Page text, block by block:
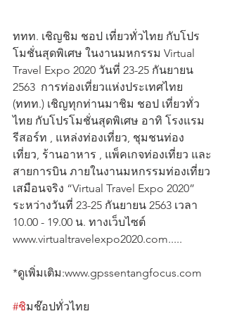
ททท. เชิญชิม ชอป เที่ยวทั่วไทย กับโปร
โมชั่นสุดพิเศษ ในงานมหกรรม Virtual
Travel Expo 2020 วันที่ 23-25 กันยายน
2563  การท่องเที่ยวแห่งประเทศไทย
(ททท.) เชิญทุกท่านมาชิม ชอป เที่ยวทั่ว
ไทย กับโปรโมชั่นสุดพิเศษ อาทิ โรงแรม
รีสอร์ท , แหล่งท่องเที่ยว, ชุมชนท่อง
เที่ยว, ร้านอาหาร , แพ็คเกจท่องเที่ยว และ
สายการบิน ภายในงานมหกรรมท่องเที่ยว
เสมือนจริง “Virtual Travel Expo 2020”
ระหว่างวันที่ 23-25 กันยายน 2563 เวลา
10.00 - 19.00 น. ทางเว็บไซต์
www.virtualtravelexpo2020.com.....
*ดูเพิ่มเติม:www.gpssentangfocus.com
#ชิมช๊อปทั่วไทย